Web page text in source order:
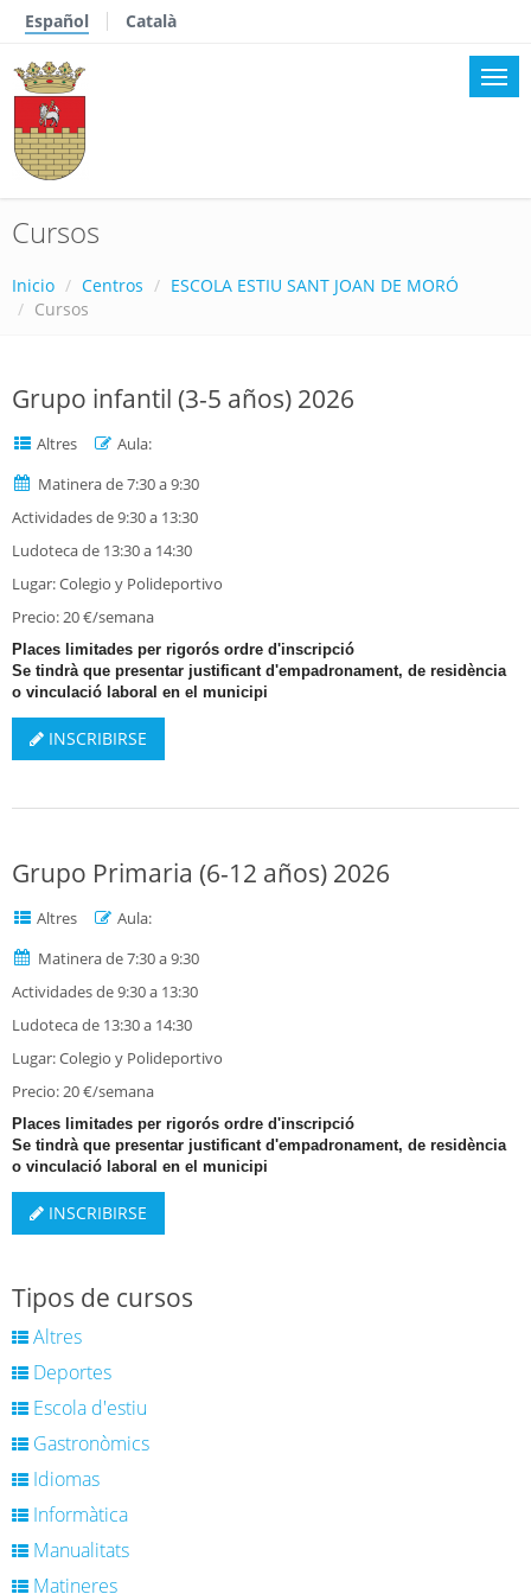
Español Català
Cursos
Inicio Centros
ESCOLA ESTIU SANT JOAN DE MORÓ
Cursos
Grupo infantil (3-5 años) 2026
Altres
Aula:
Matinera de 7:30 a 9:30
Actividades de 9:30 a 13:30
Ludoteca de 13:30 a 14:30
Lugar: Colegio y Polideportivo
Precio: 20 €/semana
Places limitades per rigorós ordre d'inscripció
Se tindrà que presentar justificant d'empadronament, de residència
o vinculació laboral en el municipi
INSCRIBIRSE
Grupo Primaria (6-12 años) 2026
Altres
Aula:
Matinera de 7:30 a 9:30
Actividades de 9:30 a 13:30
Ludoteca de 13:30 a 14:30
Lugar: Colegio y Polideportivo
Precio: 20 €/semana
Places limitades per rigorós ordre d'inscripció
Se tindrà que presentar justificant d'empadronament, de residència
o vinculació laboral en el municipi
INSCRIBIRSE
Tipos de cursos
Altres
Deportes
Escola d'estiu
Gastronòmics
Idiomas
Informàtica
Manualitats
Matineres